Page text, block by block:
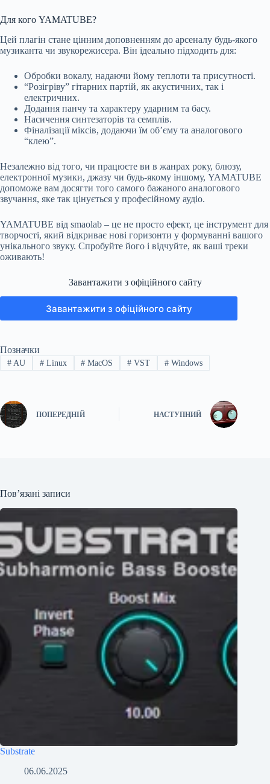
Для кого YAMATUBE?
Цей плагін стане цінним доповненням до арсеналу будь-якого
музиканта чи звукорежисера. Він ідеально підходить для:
Обробки вокалу, надаючи йому теплоти та присутності.
“Розігріву” гітарних партій, як акустичних, так і
електричних.
Додання панчу та характеру ударним та басу.
Насичення синтезаторів та семплів.
Фіналізації міксів, додаючи їм об’єму та аналогового
“клею”.
Незалежно від того, чи працюєте ви в жанрах року, блюзу,
електронної музики, джазу чи будь-якому іншому, YAMATUBE
допоможе вам досягти того самого бажаного аналогового
звучання, яке так цінується у професійному аудіо.
YAMATUBE від smaolab – це не просто ефект, це інструмент для
творчості, який відкриває нові горизонти у формуванні вашого
унікального звуку. Спробуйте його і відчуйте, як ваші треки
оживають!
Завантажити з офіційного сайту
Завантажити з офіційного сайту
Позначки
#AU #Linux # MacOS # VST # Windows
ПОПЕРЕДНІЙ НАСТУПНИЙ
Пов’язані записи
Substrate
06.06.2025